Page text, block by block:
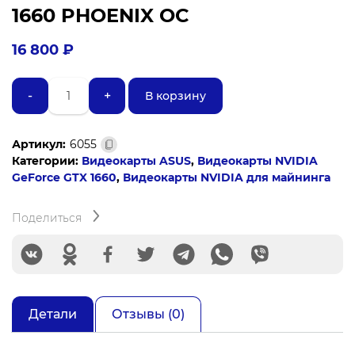
1660 PHOENIX OC
16 800 ₽
-
Количество
товара
Видеокарта
GeForce
GTX
1660
OC
+ В корзину
Артикул: 6055
Категории: Видеокарты ASUS, Видеокарты NVIDIA
GeForce GTX 1660, Видеокарты NVIDIA для майнинга
Поделиться
Детали Отзывы (0)